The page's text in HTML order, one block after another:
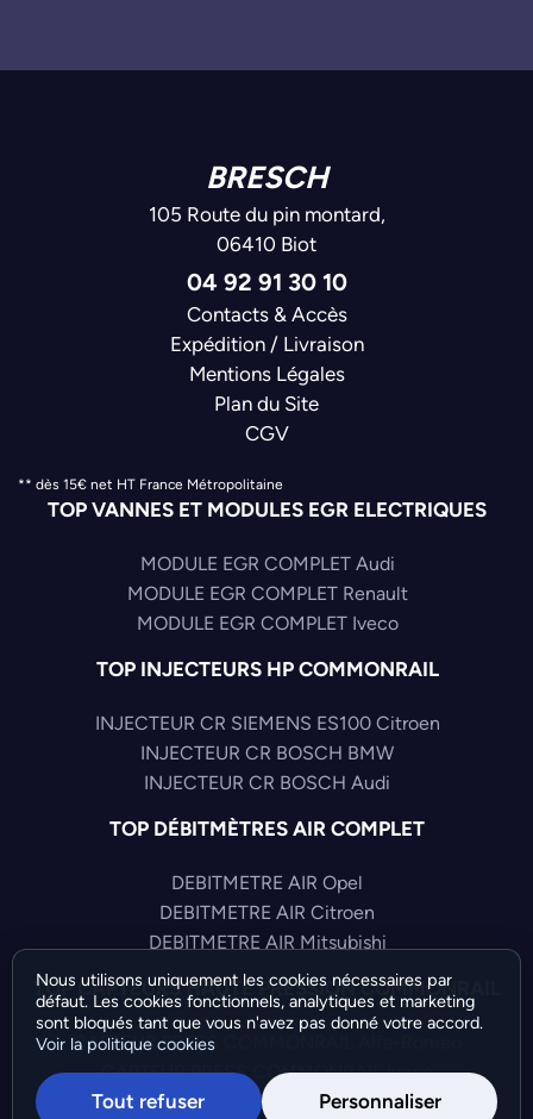
BRESCH
105 Route du pin montard,
06410 Biot
04 92 91 30 10
Contacts & Accès
Expédition / Livraison
Mentions Légales
Plan du Site
CGV
** dès 15€ net HT France Métropolitaine
TOP VANNES ET MODULES EGR ELECTRIQUES
MODULE EGR COMPLET Audi
MODULE EGR COMPLET Renault
MODULE EGR COMPLET Iveco
TOP INJECTEURS HP COMMONRAIL
INJECTEUR CR SIEMENS ES100 Citroen
INJECTEUR CR BOSCH BMW
INJECTEUR CR BOSCH Audi
TOP DÉBITMÈTRES AIR COMPLET
DEBITMETRE AIR Opel
DEBITMETRE AIR Citroen
DEBITMETRE AIR Mitsubishi
TOP CAPTEURS HAUTE PRESSION COMMONRAIL
CAPTEUR PRESS COMMONRAIL Alfa-Romeo
CAPTEUR PRESS COMMONRAIL Iveco
CAPTEUR PRESS COMMONRAIL Audi
Nous utilisons uniquement les cookies nécessaires par
défaut. Les cookies fonctionnels, analytiques et marketing
sont bloqués tant que vous n'avez pas donné votre accord.
Voir la politique cookies
Tout refuser Personnaliser